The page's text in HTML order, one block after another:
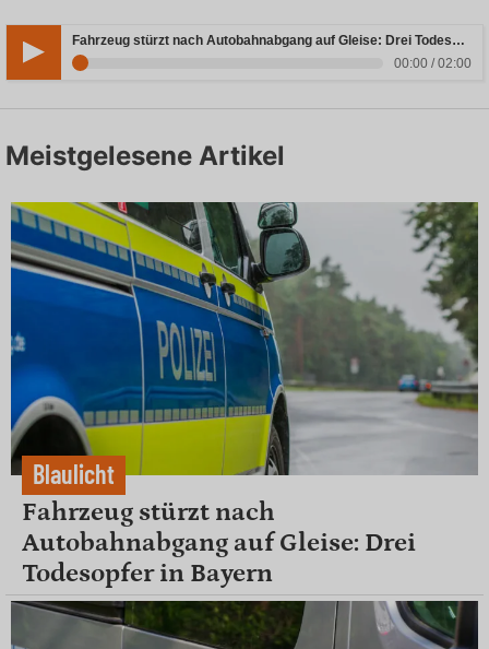
Fahrzeug stürzt nach Autobahnabgang auf Gleise: Drei Todesopfer in Bayern
00:00 / 02:00
Meistgelesene Artikel
Blaulicht
Fahrzeug stürzt nach
Autobahnabgang auf Gleise: Drei
Todesopfer in Bayern